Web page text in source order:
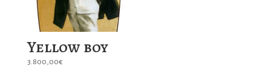
Yellow boy
3.800,00€